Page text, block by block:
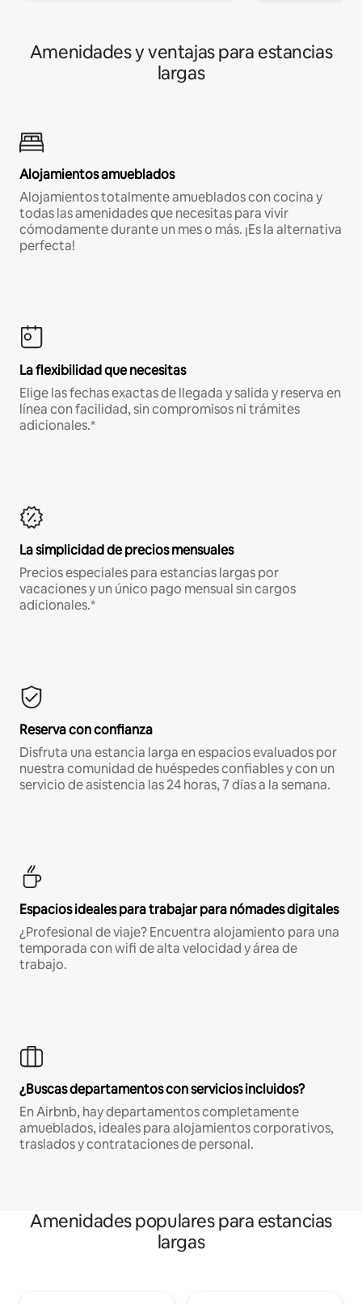
Amenidades y ventajas para estancias
largas
Alojamientos amueblados
Alojamientos totalmente amueblados con cocina y
todas las amenidades que necesitas para vivir
cómodamente durante un mes o más. ¡Es la alternativa
perfecta!
La flexibilidad que necesitas
Elige las fechas exactas de llegada y salida y reserva en
línea con facilidad, sin compromisos ni trámites
adicionales.*
La simplicidad de precios mensuales
Precios especiales para estancias largas por
vacaciones y un único pago mensual sin cargos
adicionales.*
Reserva con confianza
Disfruta una estancia larga en espacios evaluados por
nuestra comunidad de huéspedes confiables y con un
servicio de asistencia las 24 horas, 7 días a la semana.
Espacios ideales para trabajar para nómades digitales
¿Profesional de viaje? Encuentra alojamiento para una
temporada con wifi de alta velocidad y área de
trabajo.
¿Buscas departamentos con servicios incluidos?
En Airbnb, hay departamentos completamente
amueblados, ideales para alojamientos corporativos,
traslados y contrataciones de personal.
Amenidades populares para estancias
largas